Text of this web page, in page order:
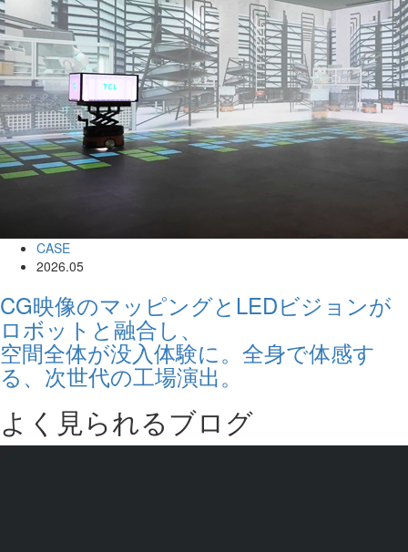
CASE
2026.05
CG映像のマッピングとLEDビジョンが
ロボットと融合し、
空間全体が没入体験に。全身で体感す
る、次世代の工場演出。
よく見られるブログ